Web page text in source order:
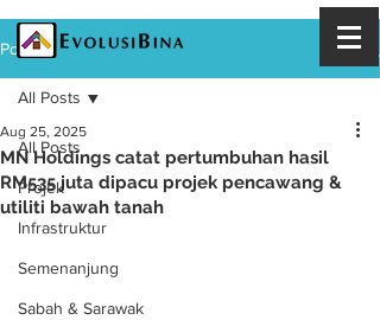
Post
All Posts
Projek
Infrastruktur
Semenanjung
Sabah & Sarawak
All Posts
MN Holdings catat pertumbuhan hasil
RM535 juta dipacu projek pencawang &
utiliti bawah tanah
Aug 25, 2025